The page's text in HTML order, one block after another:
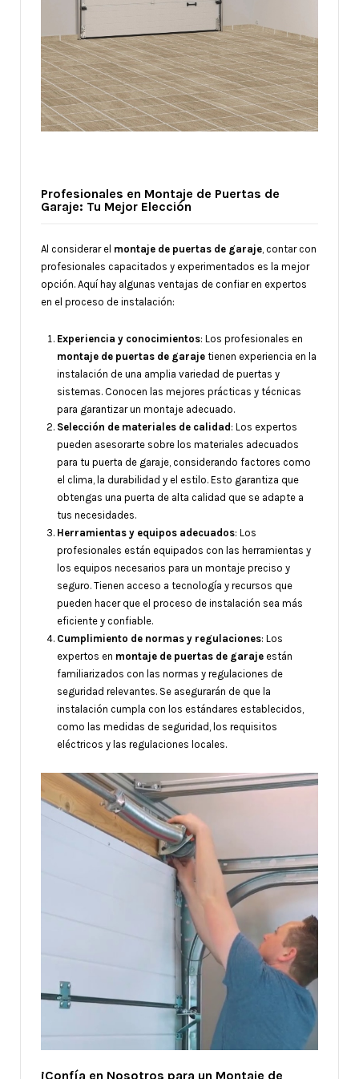
Profesionales en Montaje de Puertas de
Garaje: Tu Mejor Elección
Al considerar el montaje de puertas de garaje , contar con
profesionales capacitados y experimentados es la mejor
opción. Aquí hay algunas ventajas de confiar en expertos
en el proceso de instalación:
Experiencia y conocimientos: Los profesionales en
montaje de puertas de garaje tienen experiencia en la
instalación de una amplia variedad de puertas y
sistemas. Conocen las mejores prácticas y técnicas
para garantizar un montaje adecuado.
Selección de materiales de calidad: Los expertos
pueden asesorarte sobre los materiales adecuados
para tu puerta de garaje, considerando factores como
el clima, la durabilidad y el estilo. Esto garantiza que
obtengas una puerta de alta calidad que se adapte a
tus necesidades.
Herramientas y equipos adecuados: Los
profesionales están equipados con las herramientas y
los equipos necesarios para un montaje preciso y
seguro. Tienen acceso a tecnología y recursos que
pueden hacer que el proceso de instalación sea más
eficiente y confiable.
Cumplimiento de normas y regulaciones: Los
expertos en montaje de puertas de garaje están
familiarizados con las normas y regulaciones de
seguridad relevantes. Se asegurarán de que la
instalación cumpla con los estándares establecidos,
como las medidas de seguridad, los requisitos
eléctricos y las regulaciones locales.
¡Confía en Nosotros para un Montaje de